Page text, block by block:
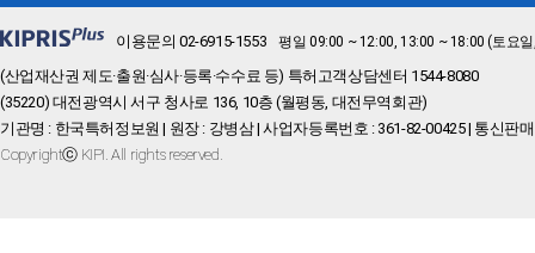
이용문의 02-6915-1553 평일 09:00 ~ 12:00, 13:00 ~ 18:00 (토요
(산업재산권 제도·출원·심사·등록·수수료 등) 특허고객상담센터 1544-8080
(35220) 대전광역시 서구 청사로 136, 10층 (월평동, 대전무역회관)
기관명 : 한국특허정보원 | 원장 : 강병삼 | 사업자등록번호 : 361-82-00425 | 통신판
Copyrightⓒ KIPI. All rights reserved.